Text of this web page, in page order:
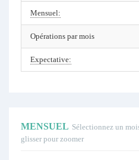
Mensuel:
Opérations par mois
Expectative:
MENSUEL Sélectionnez un
glisser pour zoomer